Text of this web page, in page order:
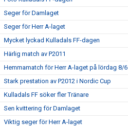
Seger för Damlaget
Seger för Herr A-laget
Mycket lyckad Kulladals FF-dagen
Härlig match av P2011
Hemmamatch för Herr A-laget på lördag 8/6
Stark prestation av P2012 i Nordic Cup
Kulladals FF söker fler Tränare
Sen kvittering för Damlaget
Viktig seger för Herr A-laget